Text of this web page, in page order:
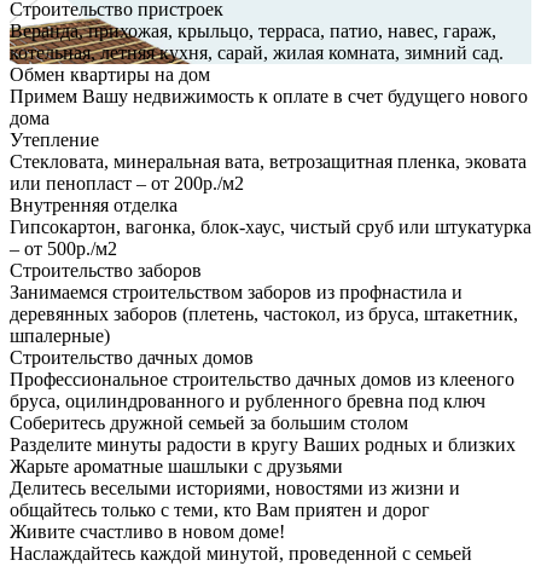
Строительство пристроек
Веранда, прихожая, крыльцо, терраса, патио, навес, гараж,
котельная, летняя кухня, сарай, жилая комната, зимний сад.
Обмен квартиры на дом
Примем Вашу недвижимость к оплате в счет будущего нового
дома
Утепление
Стекловата, минеральная вата, ветрозащитная пленка, эковата
или пенопласт – от 200р./м2
Внутренняя отделка
Гипсокартон, вагонка, блок-хаус, чистый сруб или штукатурка
– от 500р./м2
Строительство заборов
Занимаемся строительством заборов из профнастила и
деревянных заборов (плетень, частокол, из бруса, штакетник,
шпалерные)
Строительство дачных домов
Профессиональное строительство дачных домов из клееного
бруса, оцилиндрованного и рубленного бревна под ключ
Соберитесь дружной семьей за большим столом
Разделите минуты радости в кругу Ваших родных и близких
Жарьте ароматные шашлыки с друзьями
Делитесь веселыми историями, новостями из жизни и
общайтесь только с теми, кто Вам приятен и дорог
Живите счастливо в новом доме!
Наслаждайтесь каждой минутой, проведенной с семьей